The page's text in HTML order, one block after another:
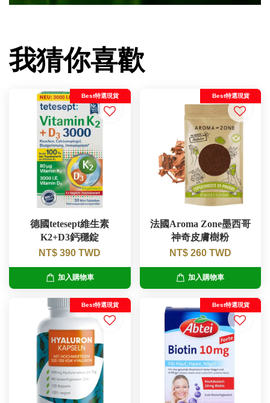
我猜你喜歡
Best特選現貨
德國tetesept維生素
K2+D3鈣穩錠
NT$ 390 TWD
加入購物車
Best特選現貨
法國Aroma Zone墨西哥
神奇皮膚樹粉
NT$ 260 TWD
加入購物車
Best特選現貨 Best特選現貨